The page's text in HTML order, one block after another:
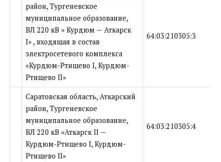
район, Тургеневское
муниципальное образование,
ВЛ 220 кВ » Курдюм — Аткарск
I» , входящая в состав
электросетевого комплекса
«Курдюм-Ртищево I, Курдюм-
Ртищево II»
64:03:210305:3
Саратовская область, Аткарский
район, Тургеневское
муниципальное образование,
ВЛ 220 кВ «Аткарск II —
Курдюм-Ртищево I, Курдюм-
Ртищево II»
64:03:210305:4